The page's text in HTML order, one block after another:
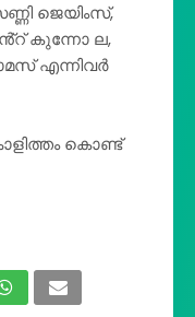
ജെയിംസ്,
കുന്നോ ല,
എന്നിവർ
കൊണ്ട്